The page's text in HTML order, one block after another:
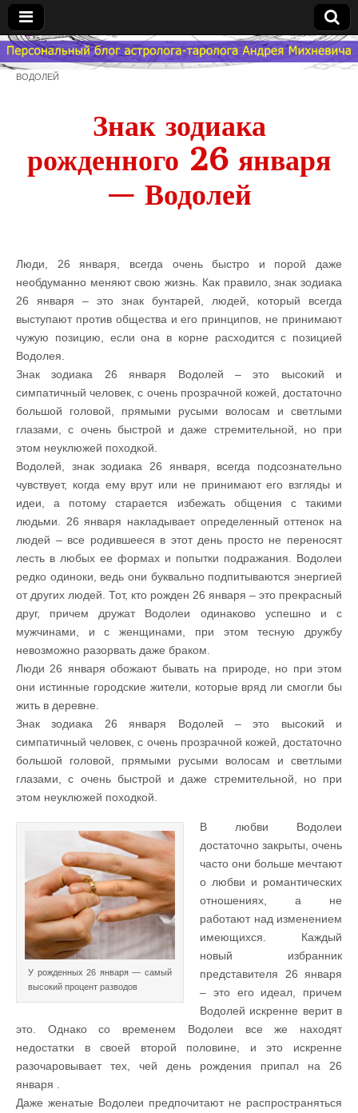
Гороскоп
Знак
Зодиака
ВОДОЛЕЙ
Знак зодиака
рожденного 26 января
— Водолей
Люди, 26 января, всегда очень быстро и порой даже
необдуманно меняют свою жизнь. Как правило, знак зодиака
26 января – это знак бунтарей, людей, который всегда
выступают против общества и его принципов, не принимают
чужую позицию, если она в корне расходится с позицией
Водолея.
Знак зодиака 26 января Водолей – это высокий и
симпатичный человек, с очень прозрачной кожей, достаточно
большой головой, прямыми русыми волосам и светлыми
глазами, с очень быстрой и даже стремительной, но при
этом неуклюжей походкой.
Водолей, знак зодиака 26 января, всегда подсознательно
чувствует, когда ему врут или не принимают его взгляды и
идеи, а потому старается избежать общения с такими
людьми. 26 января накладывает определенный оттенок на
людей – все родившееся в этот день просто не переносят
лесть в любых ее формах и попытки подражания. Водолеи
редко одиноки, ведь они буквально подпитываются энергией
от других людей. Тот, кто рожден 26 января – это прекрасный
друг, причем дружат Водолеи одинаково успешно и с
мужчинами, и с женщинами, при этом тесную дружбу
невозможно разорвать даже браком.
Люди 26 января обожают бывать на природе, но при этом
они истинные городские жители, которые вряд ли смогли бы
жить в деревне.
Знак зодиака 26 января Водолей – это высокий и
симпатичный человек, с очень прозрачной кожей, достаточно
большой головой, прямыми русыми волосам и светлыми
глазами, с очень быстрой и даже стремительной, но при
этом неуклюжей походкой.
У рожденных 26 января — самый
высокий процент разводов
В любви Водолеи
достаточно закрыты, очень
часто они больше мечтают
о любви и романтических
отношениях, а не
работают над изменением
имеющихся. Каждый
новый избранник
представителя 26 января
– это его идеал, причем
Водолей искренне верит в
это. Однако со временем Водолеи все же находят
недостатки в своей второй половине, и это искренне
разочаровывает тех, чей день рождения припал на 26
января .
Даже женатые Водолеи предпочитают не распространяться